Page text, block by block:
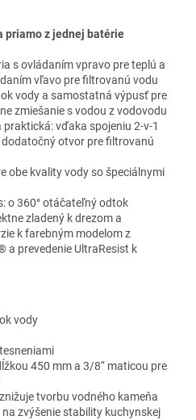
priamo z jednej batérie
s ovládaním vpravo pre teplú a
vľavo pre filtrovanú vodu
vody a samostatná výpusť pre
zmiešanie s vodou z vodovodu
vďaka spojeniu 2-v-1
dodatočný otvor pre filtrovanú
obe kvality vody so špeciálnymi
o 360° otáčateľný odtok
zladený k drezom a
k farebným modelom z
a prevedenie UltraResist k
vody
450 mm a 3/8‘‘ maticou pre
tvorbu vodného kameňa
zvýšenie stability kuchynskej